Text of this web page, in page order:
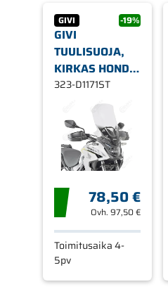
GIVI -19%
GIVI
TUULISUOJA,
KIRKAS HONDA
CB 500X 19-
323-D1171ST
78,50 €
Ovh. 97,50 €
Toimitusaika 4-
5pv